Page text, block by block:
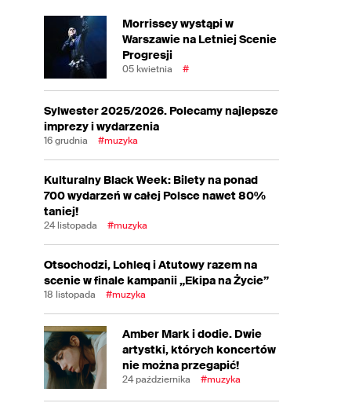
Morrissey wystąpi w
Warszawie na Letniej Scenie
Progresji
05 kwietnia #
Sylwester 2025/2026. Polecamy najlepsze
imprezy i wydarzenia
16 grudnia #muzyka
Kulturalny Black Week: Bilety na ponad
700 wydarzeń w całej Polsce nawet 80%
taniej!
24 listopada #muzyka
Otsochodzi, Lohleq i Atutowy razem na
scenie w finale kampanii „Ekipa na Życie”
18 listopada #muzyka
Amber Mark i dodie. Dwie
artystki, których koncertów
nie można przegapić!
24 października #muzyka